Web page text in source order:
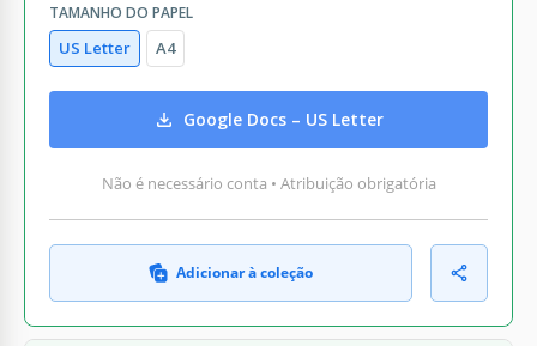
TAMANHO DO PAPEL
US Letter A4
Google Docs – US Letter
Não é necessário conta • Atribuição obrigatória
Adicionar à coleção